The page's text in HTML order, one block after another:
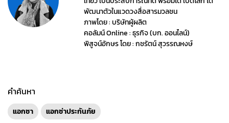
พัฒนาตัวในแวดวงสื่อสารมวลชน
ภาพโดย : บริษัทผู้ผลิต
คอลัมน์ Online : ธุรกิจ (บก. ออนไลน์)
พิสูจน์อักษร โดย : กชรัตน์ สุวรรณหงษ์
คำค้นหา
แอกซา แอกซ่าประกันภัย